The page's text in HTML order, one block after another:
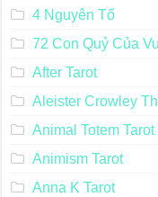
4 Nguyên Tố
72 Con Quỷ Của
After Tarot
Aleister Crowley
Animal Totem Tarot
Animism Tarot
Anna K Tarot